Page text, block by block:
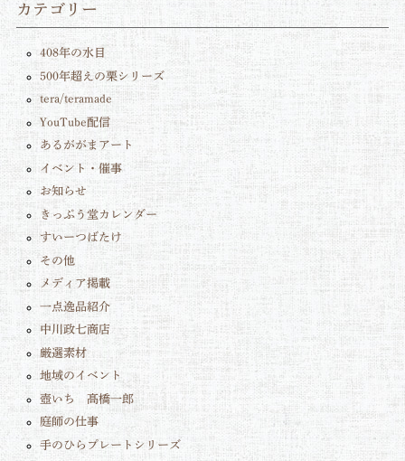
カテゴリー
408年の水目
500年超えの栗シリーズ
tera/teramade
YouTube配信
あるががまアート
イベント・催事
お知らせ
きっぷう堂カレンダー
すいーつばたけ
その他
メディア掲載
一点逸品紹介
中川政七商店
厳選素材
地域のイベント
壺いち 髙橋一郎
庭師の仕事
手のひらプレートシリーズ